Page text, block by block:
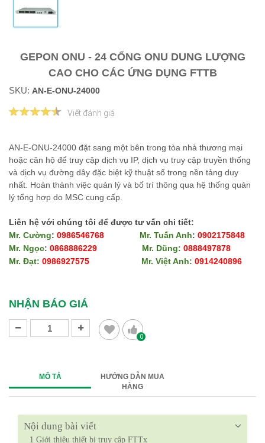
GEPON ONU - 24 CỔNG ONU DUNG LƯỢNG
CAO CHO CÁC ỨNG DỤNG FTTB
SKU: AN-E-ONU-24000
Viết đánh giá
AN-E-ONU-24000 đặt sang một bên trong tòa nhà thương mại
hoặc căn hộ để truy cập dịch vụ IP, dịch vụ truy cập truyền thống
và dịch vụ đường dây đặc biệt kỹ thuật số trong nền tảng duy
nhất. Hoàn thành việc quản lý và bố trí thông qua hệ thống quản
lý tổng hợp do MSC cung cấp.
Liên hệ với chúng tôi để được tư vấn chi tiết:
Mr. Cường: 0986546768 Mr. Tuấn Anh: 0902175848
Mr. Ngọc: 0868886229 Mr. Dũng: 0888497878
Mr. Đạt: 0986927575 Mr. Việt Anh: 0914240896​​​​​​​
NHẬN BÁO GIÁ
0
MÔ TẢ
HƯỚNG DẪN MUA
HÀNG
Nội dung bài viết
1 Giới thiệu thiết bị truy cập FTTx